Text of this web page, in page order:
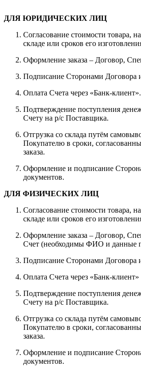
ДЛЯ ЮРИДИЧЕСКИХ ЛИЦ
Согласование стоимости товара,
складе или сроков его
Оформление заказа – Договор,
Подписание Сторонами Договора
Оплата Счета через «Банк-клиент».
Подтверждение поступления
Счету на р/с Поставщика.
Отгрузка со склада путём
Покупателю в сроки,
заказа.
Оформление и подписание
документов.
ДЛЯ ФИЗИЧЕСКИХ ЛИЦ
Согласование стоимости товара,
складе или сроков его
Оформление заказа – Договор,
Счет (необходимы ФИО и данные
Подписание Сторонами Договора
Оплата Счета через «Банк-
Подтверждение поступления
Счету на р/с Поставщика.
Отгрузка со склада путём
Покупателю в сроки,
заказа.
Оформление и подписание
документов.